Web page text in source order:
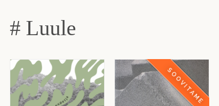
# Luule
SOOVITAME